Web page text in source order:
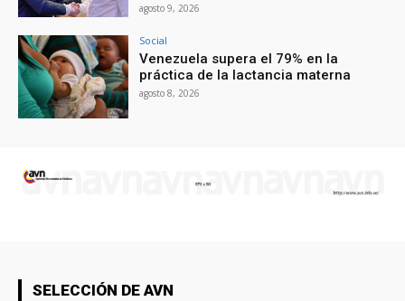
agosto 9, 2026
Social
Venezuela supera el 79% en la
práctica de la lactancia materna
agosto 8, 2026
SELECCIÓN DE AVN